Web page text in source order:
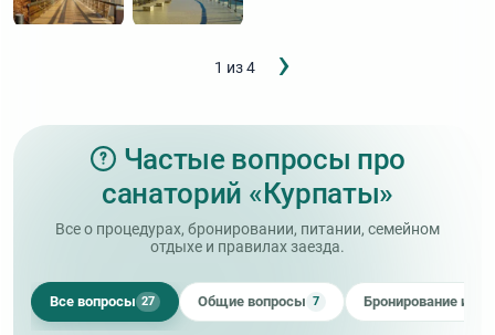
1 из 4 страница
›
Частые вопросы про
санаторий «Курпаты»
Все о процедурах, бронировании, питании, семейном
отдыхе и правилах заезда.
Все вопросы 27 Общие вопросы 7 Бронирование и